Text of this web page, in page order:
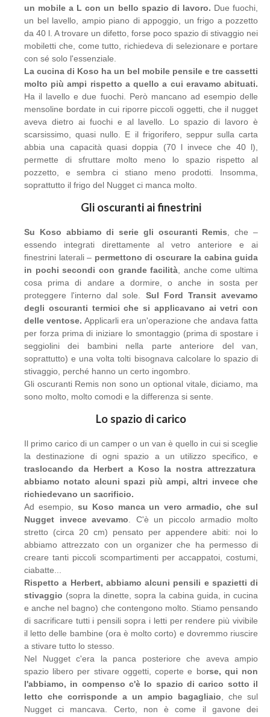
un mobile a L con un bello spazio di lavoro. Due fuochi,
un bel lavello, ampio piano di appoggio, un frigo a pozzetto
da 40 l. A trovare un difetto, forse poco spazio di stivaggio nei
mobiletti che, come tutto, richiedeva di selezionare e portare
con sé solo l'essenziale.
La cucina di Koso ha un bel mobile pensile e tre cassetti
molto più ampi rispetto a quello a cui eravamo abituati.
Ha il lavello e due fuochi. Però mancano ad esempio delle
mensoline bordate in cui riporre piccoli oggetti, che il nugget
aveva dietro ai fuochi e al lavello. Lo spazio di lavoro è
scarsissimo, quasi nullo. E il frigorifero, seppur sulla carta
abbia una capacità quasi doppia (70 l invece che 40 l),
permette di sfruttare molto meno lo spazio rispetto al
pozzetto, e sembra ci stiano meno prodotti. Insomma,
soprattutto il frigo del Nugget ci manca molto.
Gli oscuranti ai finestrini
Su Koso abbiamo di serie gli oscuranti Remis, che –
essendo integrati direttamente al vetro anteriore e ai
finestrini laterali – permettono di oscurare la cabina guida
in pochi secondi con grande facilità, anche come ultima
cosa prima di andare a dormire, o anche in sosta per
proteggere l'interno dal sole. Sul Ford Transit avevamo
degli oscuranti termici che si applicavano ai vetri con
delle ventose. Applicarli era un'operazione che andava fatta
per forza prima di iniziare lo smontaggio (prima di spostare i
seggiolini dei bambini nella parte anteriore del van,
soprattutto) e una volta tolti bisognava calcolare lo spazio di
stivaggio, perché hanno un certo ingombro.
Gli oscuranti Remis non sono un optional vitale, diciamo, ma
sono molto, molto comodi e la differenza si sente.
Lo spazio di carico
Il primo carico di un camper o un van è quello in cui si sceglie
la destinazione di ogni spazio a un utilizzo specifico, e
traslocando da Herbert a Koso la nostra attrezzatura
abbiamo notato alcuni spazi più ampi, altri invece che
richiedevano un sacrificio.
Ad esempio, su Koso manca un vero armadio, che sul
Nugget invece avevamo. C'è un piccolo armadio molto
stretto (circa 20 cm) pensato per appendere abiti: noi lo
abbiamo attrezzato con un organizer che ha permesso di
creare tanti piccoli scompartimenti per accappatoi, costumi,
ciabatte...
Rispetto a Herbert, abbiamo alcuni pensili e spazietti di
stivaggio (sopra la dinette, sopra la cabina guida, in cucina
e anche nel bagno) che contengono molto. Stiamo pensando
di sacrificare tutti i pensili sopra i letti per rendere più vivibile
il letto delle bambine (ora è molto corto) e dovremmo riuscire
a stivare tutto lo stesso.
Nel Nugget c'era la panca posteriore che aveva ampio
spazio libero per stivare oggetti, coperte e borse, qui non
l'abbiamo, in compenso c'è lo spazio di carico sotto il
letto che corrisponde a un ampio bagagliaio, che sul
Nugget ci mancava. Certo, non è come il gavone dei